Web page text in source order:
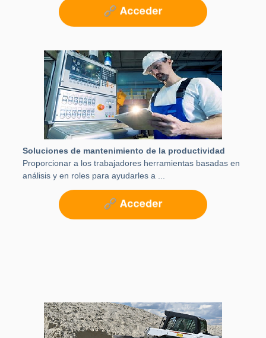
Soluciones de mantenimiento de la productividad
Proporcionar a los trabajadores herramientas basadas en
análisis y en roles para ayudarles a ...